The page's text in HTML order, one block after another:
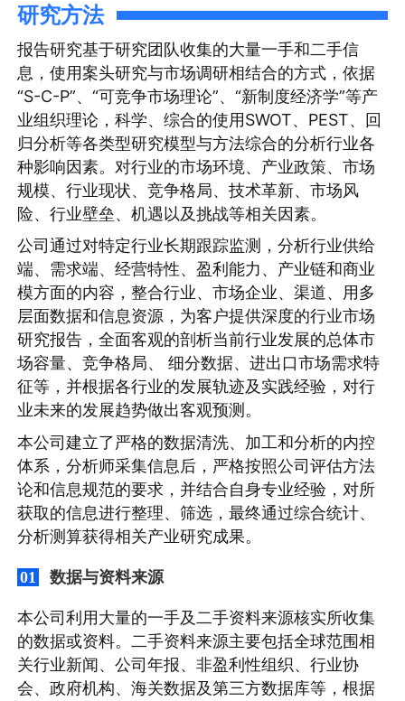
研究方法
报告研究基于研究团队收集的大量一手和二手信
息，使用案头研究与市场调研相结合的方式，依据
“S-C-P”、“可竞争市场理论”、“新制度经济学”等产
业组织理论，科学、综合的使用SWOT、PEST、回
归分析等各类型研究模型与方法综合的分析行业各
种影响因素。对行业的市场环境、产业政策、市场
规模、行业现状、竞争格局、技术革新、市场风
险、行业壁垒、机遇以及挑战等相关因素。
公司通过对特定行业长期跟踪监测，分析行业供给
端、需求端、经营特性、盈利能力、产业链和商业
模方面的内容，整合行业、市场企业、渠道、用多
层面数据和信息资源，为客户提供深度的行业市场
研究报告，全面客观的剖析当前行业发展的总体市
场容量、竞争格局、 细分数据、进出口市场需求特
征等，并根据各行业的发展轨迹及实践经验，对行
业未来的发展趋势做出客观预测。
本公司建立了严格的数据清洗、加工和分析的内控
体系，分析师采集信息后，严格按照公司评估方法
论和信息规范的要求，并结合自身专业经验，对所
获取的信息进行整理、筛选，最终通过综合统计、
分析测算获得相关产业研究成果。
01 数据与资料来源
本公司利用大量的一手及二手资料来源核实所收集
的数据或资料。二手资料来源主要包括全球范围相
关行业新闻、公司年报、非盈利性组织、行业协
会、政府机构、海关数据及第三方数据库等，根据